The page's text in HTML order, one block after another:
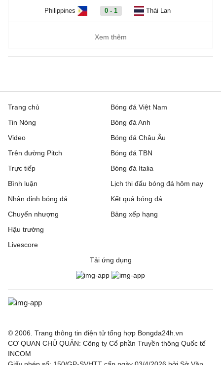
Philippines 0 - 1 Thái Lan
Xem thêm
Trang chủ
Tin Nóng
Video
Trên đường Pitch
Trực tiếp
Bóng đá Việt Nam
Bóng đá Anh
Bóng đá Châu Âu
Bóng đá TBN
Bóng đá Italia
Bình luận
Nhận định bóng đá
Chuyển nhượng
Hậu trường
Livescore
Lịch thi đấu bóng đá hôm nay
Kết quả bóng đá
Bảng xếp hạng
Tải ứng dụng
© 2006. Trang thông tin điện tử tổng hợp Bongda24h.vn
CƠ QUAN CHỦ QUẢN: Công ty Cổ phần Truyền thông Quốc tế
INCOM